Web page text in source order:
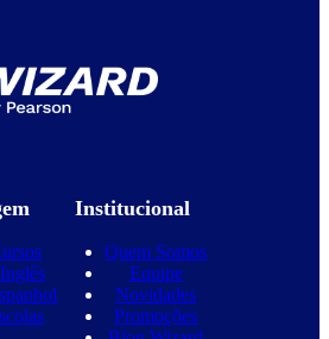
Institucional
Quem Somos
Equipe
Novidades
Promoções